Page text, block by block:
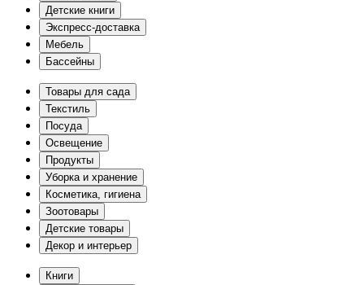
Детские книги
Экспресс-доставка
Мебель
Бассейны
Товары для сада
Текстиль
Посуда
Освещение
Продукты
Уборка и хранение
Косметика, гигиена
Зоотовары
Детские товары
Декор и интерьер
Книги